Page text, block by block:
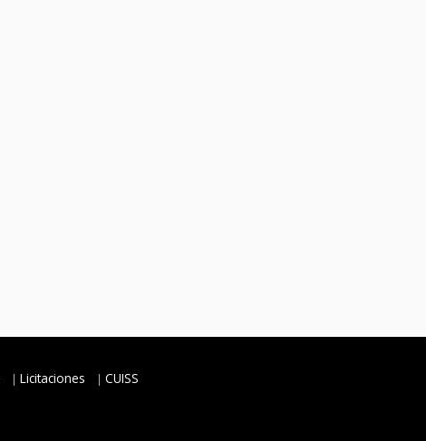
Licitaciones
CUISS